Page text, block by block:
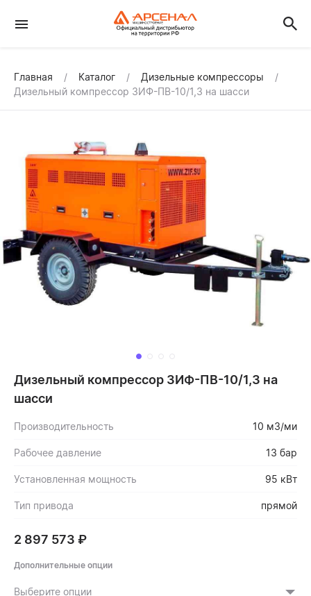
Главная Каталог
Дизельные компрессоры
Дизельный компрессор ЗИФ-ПВ-10/1,3 на шасси
Дизельный компрессор ЗИФ-ПВ-10/1,3 на
шасси
Производительность 10 м3/ми
Рабочее давление 13 бар
Установленная мощность 95 кВт
Тип привода прямой
2 897 573 ₽
Дополнительные опции
Выберите опции